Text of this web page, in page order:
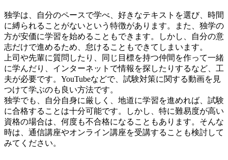
独学は、自分のペースで学べ、好きなテキストを選び、時間
に縛られることがないという特徴があります。また、独学の
方が安価に学習を始めることもできます。しかし、自分の意
志だけで進めるため、怠けることもできてしまいます。
上司や先輩に質問したり、同じ目標を持つ仲間を作って一緒
に学んだり、インターネットで情報を探したりするなど、工
夫が必要です。YouTubeなどで、試験対策に関する動画を見
つけて学ぶのも良い方法です。
独学でも、自分自身に厳しく、地道に学習を進めれば、試験
に合格することは十分可能です。しかし、特に難易度が高い
資格の場合は、何度も不合格になることもあります。そんな
時は、通信講座やオンライン講座を受講することも検討して
みてください。